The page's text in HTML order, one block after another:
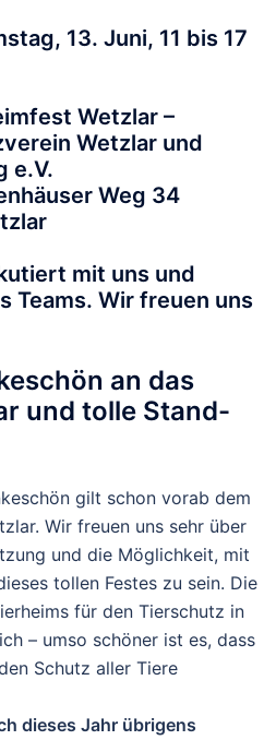
13. Juni, 11 bis 17
Wetzlar –
Wetzlar und
e.V.
Weg 34
mit uns und
Teams. Wir freuen uns
an das
und tolle Stand-
gilt schon vorab dem
Wir freuen uns sehr über
und die Möglichkeit, mit
tollen Festes zu sein. Die
für den Tierschutz in
– umso schöner ist es, dass
Schutz aller Tiere
dieses Jahr übrigens